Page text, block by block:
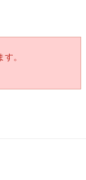
。